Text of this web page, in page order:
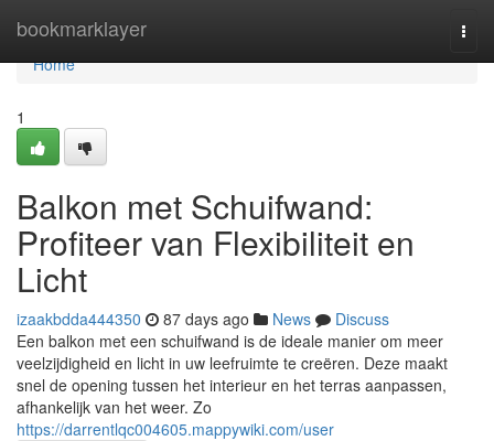
bookmarklayer
Home
Home
1
Balkon met Schuifwand:
Profiteer van Flexibiliteit en
Licht
izaakbdda444350 87 days ago News
Discuss
Een balkon met een schuifwand is de ideale manier om meer
veelzijdigheid en licht in uw leefruimte te creëren. Deze maakt
snel de opening tussen het interieur en het terras aanpassen,
afhankelijk van het weer. Zo
https://darrentlqc004605.mappywiki.com/user